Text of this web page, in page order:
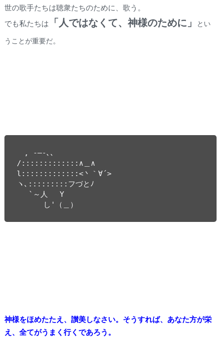
世の歌手たちは聴衆たちのために、歌う。
でも私たちは
「 人ではなくて、神様のために」 とい
うこと が重要だ。
, -―-､、
/:::::::::::::∧＿∧
l:::::::::::::<丶｀∀´>
ヽ､:::::::::フづとﾉ
`～人　 Y
し'（＿）
神様をほめたたえ、讃美しなさい。そうすれば、あなた方が栄
え、全てがうまく行くであろう。